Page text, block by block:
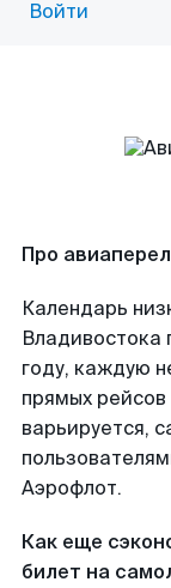
Войти
Про
Календарь
Владивостока
году, каждую
прямых
варьируется,
Аэрофлот.
Как еще
билет на